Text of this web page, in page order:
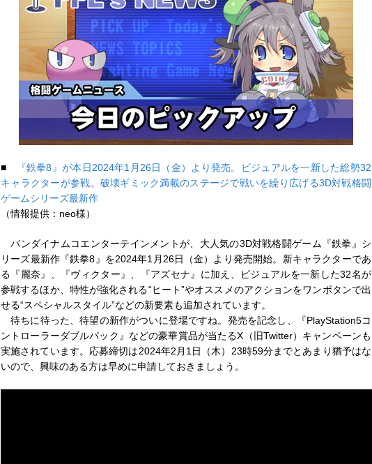
■
『鉄拳8』が本日2024年1月26日（金）より発売。ビジュアルを一新した総勢32
キャラクターが参戦。破壊ギミック満載のステージで戦いを繰り広げる3D対戦格闘
ゲームシリーズ最新作
（情報提供：neo様）
バンダイナムコエンターテインメントが、大人気の3D対戦格闘ゲーム『鉄拳』シ
リーズ最新作『鉄拳8』を2024年1月26日（金）より発売開始。新キャラクターであ
る『麗奈』、『ヴィクター』、『アズセナ』に加え、ビジュアルを一新した32名が
参戦するほか、特性が強化される“ヒート”やオススメのアクションをワンボタンで出
せる“スペシャルスタイル”などの新要素も追加されています。
待ちに待った、待望の新作がついに登場ですね。発売を記念し、『PlayStation5コ
ントローラーダブルパック』などの豪華賞品が当たるX（旧Twitter）キャンペーンも
実施されています。応募締切は2024年2月1日（木）23時59分までとあまり猶予はな
いので、興味のある方は早めに申請しておきましょう。